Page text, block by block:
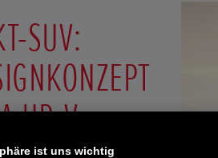
SUV:
HR-V
ist uns wichtig